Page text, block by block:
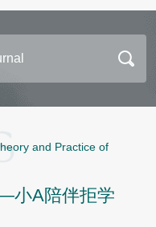
and Practice of
小A陪伴拒学